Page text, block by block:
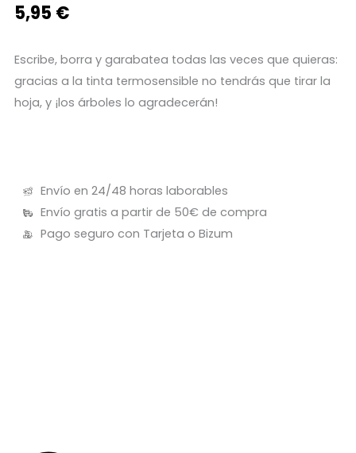
5,95 €
Escribe, borra y garabatea todas las veces que quieras:
gracias a la tinta termosensible no tendrás que tirar la
hoja, y ¡los árboles lo agradecerán!
Envío en 24/48 horas laborables
Envío gratis a partir de 50€ de compra
Pago seguro con Tarjeta o Bizum